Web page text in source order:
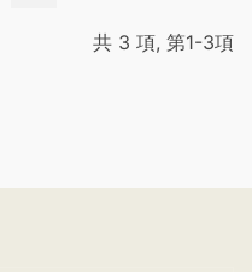
共 3 項, 第1-3項